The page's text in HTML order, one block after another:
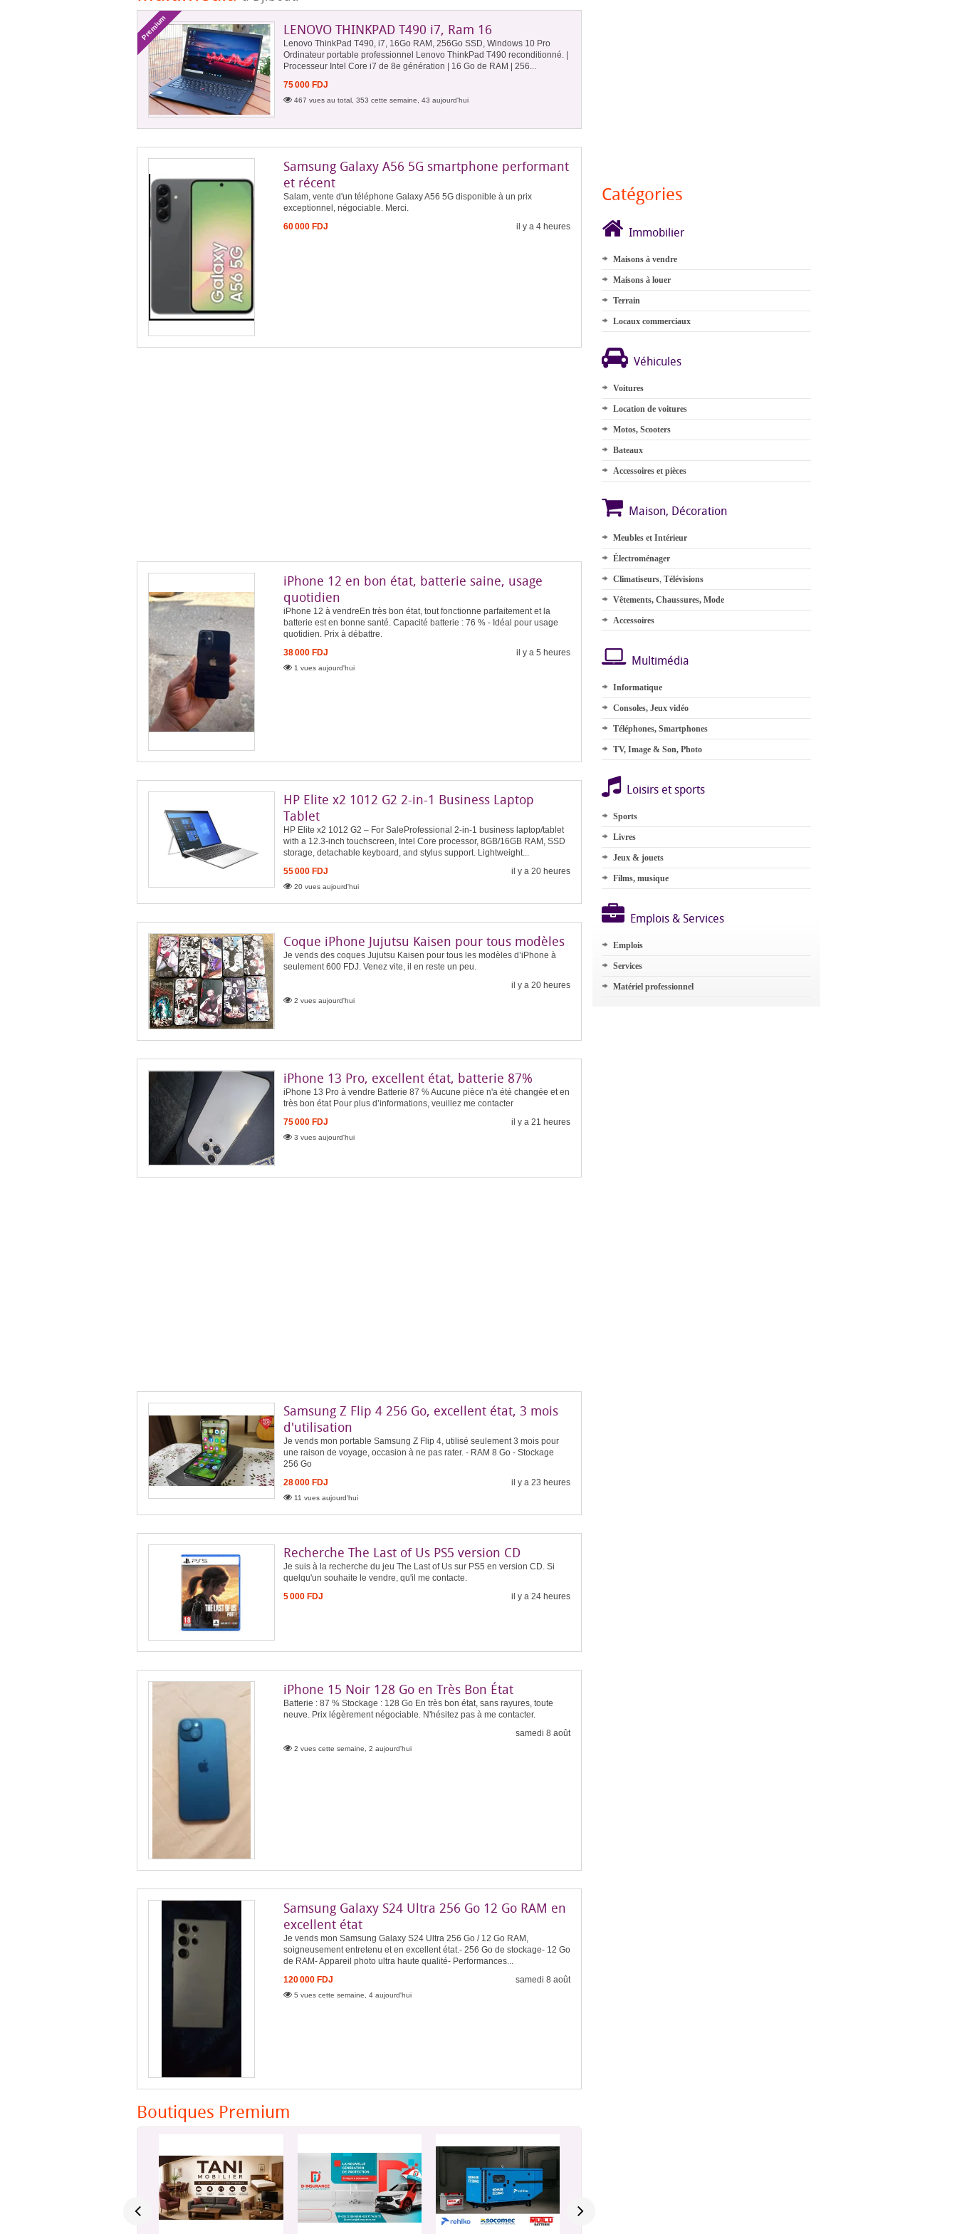
Premium LENOVO THINKPAD T490 i7, Ram 16
Lenovo ThinkPad T490, i7, 16Go RAM, 256Go SSD, Windows 10 Pro
Ordinateur portable professionnel Lenovo ThinkPad T490 reconditionné. |
Processeur Intel Core i7 de 8e génération | 16 Go de RAM | 256...
75 000 FDJ
467 vues au total, 353 cette semaine, 43 aujourd'hui
Samsung Galaxy A56 5G smartphone performant
et récent
Salam, vente d'un téléphone Galaxy A56 5G disponible à un prix
exceptionnel, négociable. Merci.
60 000 FDJ
il y a 4 heures
iPhone 12 en bon état, batterie saine, usage
quotidien
iPhone 12 à vendreEn très bon état, tout fonctionne parfaitement et la
batterie est en bonne santé. Capacité batterie : 76 % - Idéal pour usage
quotidien. Prix à débattre.
38 000 FDJ
il y a 5 heures
1 vues aujourd'hui
HP Elite x2 1012 G2 2-in-1 Business Laptop
Tablet
HP Elite x2 1012 G2 – For SaleProfessional 2-in-1 business laptop/tablet
with a 12.3-inch touchscreen, Intel Core processor, 8GB/16GB RAM, SSD
storage, detachable keyboard, and stylus support. Lightweight...
55 000 FDJ
il y a 20 heures
20 vues aujourd'hui
Coque iPhone Jujutsu Kaisen pour tous modèles
Je vends des coques Jujutsu Kaisen pour tous les modèles d’iPhone à
seulement 600 FDJ. Venez vite, il en reste un peu.
il y a 20 heures
2 vues aujourd'hui
iPhone 13 Pro, excellent état, batterie 87%
iPhone 13 Pro à vendre Batterie 87 % Aucune pièce n'a été changée et en
très bon état Pour plus d’informations, veuillez me contacter
75 000 FDJ
il y a 21 heures
3 vues aujourd'hui
Samsung Z Flip 4 256 Go, excellent état, 3 mois
d'utilisation
Je vends mon portable Samsung Z Flip 4, utilisé seulement 3 mois pour
une raison de voyage, occasion à ne pas rater. - RAM 8 Go - Stockage
256 Go
28 000 FDJ
il y a 23 heures
11 vues aujourd'hui
Recherche The Last of Us PS5 version CD
Je suis à la recherche du jeu The Last of Us sur PS5 en version CD. Si
quelqu'un souhaite le vendre, qu'il me contacte.
5 000 FDJ
il y a 24 heures
iPhone 15 Noir 128 Go en Très Bon État
Batterie : 87 % Stockage : 128 Go En très bon état, sans rayures, toute
neuve. Prix légèrement négociable. N'hésitez pas à me contacter.
samedi 8 août
2 vues cette semaine, 2 aujourd'hui
Samsung Galaxy S24 Ultra 256 Go 12 Go RAM en
excellent état
Je vends mon Samsung Galaxy S24 Ultra 256 Go / 12 Go RAM,
soigneusement entretenu et en excellent état.- 256 Go de stockage- 12 Go
de RAM- Appareil photo ultra haute qualité- Performances...
120 000 FDJ
samedi 8 août
5 vues cette semaine, 4 aujourd'hui
Boutiques Premium
Catégories
Immobilier
Maisons à vendre
Maisons à louer
Terrain
Locaux commerciaux
Véhicules
Voitures
Location de voitures
Motos, Scooters
Bateaux
Accessoires et pièces
Maison, Décoration
Meubles et Intérieur
Électroménager
Climatiseurs, Télévisions
Vêtements, Chaussures, Mode
Accessoires
Multimédia
Informatique
Consoles, Jeux vidéo
Téléphones, Smartphones
TV, Image & Son, Photo
Loisirs et sports
Sports
Livres
Jeux & jouets
Films, musique
Emplois & Services
Emplois
Services
Matériel professionnel